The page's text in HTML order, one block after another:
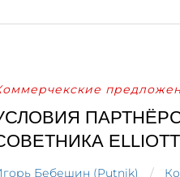
ELLIOTT
Бебешин (Putnik)